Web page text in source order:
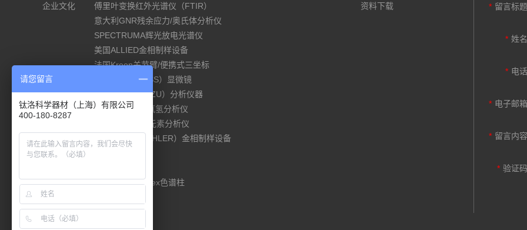
企业文化
傅里叶变换红外光谱仪（FTIR）
意大利GNR残余应力/奥氏体分析仪
SPECTRUMA辉光放电光谱仪
美国ALLIED金相制样设备
法国Kreon关节臂/便携式三坐标
德国蔡司（ZEISS）显微镜
岛津（SHIMADZU）分析仪器
ELTRA碳硫/氧氮氢分析仪
德国elementar元素分析仪
美国标乐（BUEHLER）金相制样设备
美国Phenomenex色谱柱
资料下载
* 留言标
* 姓
* 电
* 电子邮
* 留言内
* 验证
请您留言
钛洛科学器材（上海）有限公司
400-180-8287